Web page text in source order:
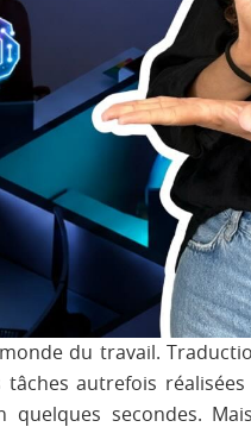
du travail.
autrefois
quelques secondes.